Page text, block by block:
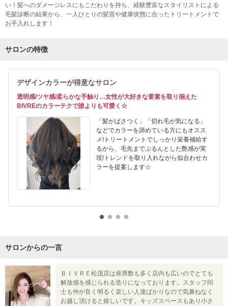
い！髪へのダメージレスにもこだわりを持ち、経験豊富なスタイリストによる
毛髪診断の結果から、一人ひとりの髪質や健康状態に合ったトリートメントで
お手入れします！
サロンの特徴
デザインカラーが得意なサロン
透明感/ツヤ感/柔らかな手触り…女性が大好きな要素を取り揃えた
BIVREのカラーテクで誰よりも可愛く☆
「髪がぱさつく」「切れ毛が気になる」
などでカラーを諦めている方にもオスス
メ!トリートメントでしっかり栄養補給す
るから、毛先までぷるんとした艶感が実
現!トレンドを取り入れながら似合わせカ
ラーを提案します☆
サロンからの一言
ＢＩＶＲＥ松茂店は座席数も多く店内も広いのでとても
解放感を感じられる造りになっております。スタッフ同
士も仲が良く明るく楽しい人達ばかりなので気兼ねなく
お越し頂けると嬉しいです。キッズスペースもあり小さ